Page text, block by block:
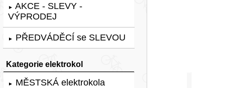
► AKCE - SLEVY -
VÝPRODEJ
► PŘEDVÁDĚCÍ se SLEVOU
Kategorie elektrokol
► MĚSTSKÁ elektrokola